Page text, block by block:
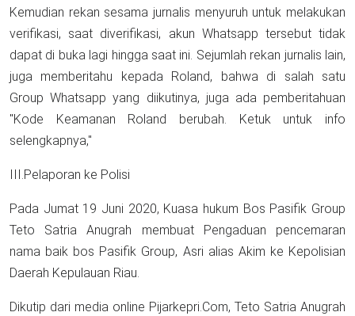
Kemudian rekan sesama jurnalis menyuruh untuk melakukan
verifikasi, saat diverifikasi, akun Whatsapp tersebut tidak
dapat di buka lagi hingga saat ini. Sejumlah rekan jurnalis lain,
juga memberitahu kepada Roland, bahwa di salah satu
Group Whatsapp yang diikutinya, juga ada pemberitahuan
"Kode Keamanan Roland berubah. Ketuk untuk info
selengkapnya,"
III.Pelaporan ke Polisi
Pada Jumat 19 Juni 2020, Kuasa hukum Bos Pasifik Group
Teto Satria Anugrah membuat Pengaduan pencemaran
nama baik bos Pasifik Group, Asri alias Akim ke Kepolisian
Daerah Kepulauan Riau.
Dikutip dari media online Pijarkepri.Com, Teto Satria Anugrah